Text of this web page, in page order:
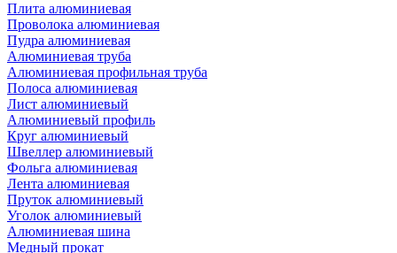
Плита алюминиевая
Проволока алюминиевая
Пудра алюминиевая
Алюминиевая труба
Алюминиевая профильная труба
Полоса алюминиевая
Лист алюминиевый
Алюминиевый профиль
Круг алюминиевый
Швеллер алюминиевый
Фольга алюминиевая
Лента алюминиевая
Пруток алюминиевый
Уголок алюминиевый
Алюминиевая шина
Медный прокат